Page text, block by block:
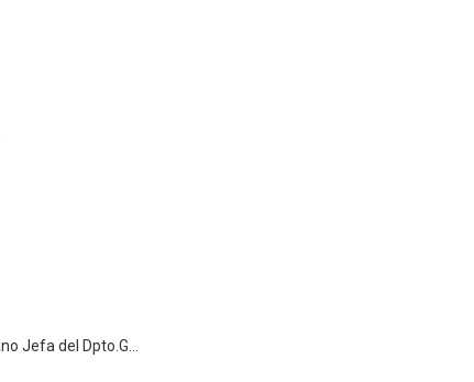
Comisión del INCES estuvo presente en la actividad final del curso de Higiene y Manipulación de Alimentos